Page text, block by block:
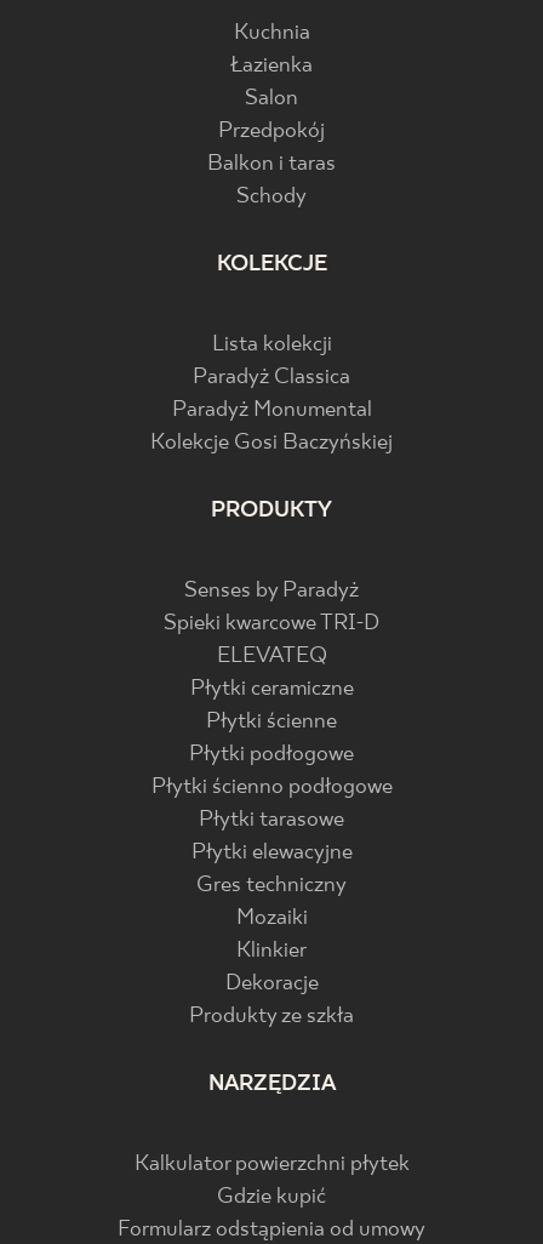
Kuchnia
Łazienka
Salon
Przedpokój
Balkon i taras
Schody
KOLEKCJE
Lista kolekcji
Paradyż Classica
Paradyż Monumental
Kolekcje Gosi Baczyńskiej
PRODUKTY
Senses by Paradyż
Spieki kwarcowe TRI-D
ELEVATEQ
Płytki ceramiczne
Płytki ścienne
Płytki podłogowe
Płytki ścienno podłogowe
Płytki tarasowe
Płytki elewacyjne
Gres techniczny
Mozaiki
Klinkier
Dekoracje
Produkty ze szkła
NARZĘDZIA
Kalkulator powierzchni płytek
Gdzie kupić
Formularz odstąpienia od umowy